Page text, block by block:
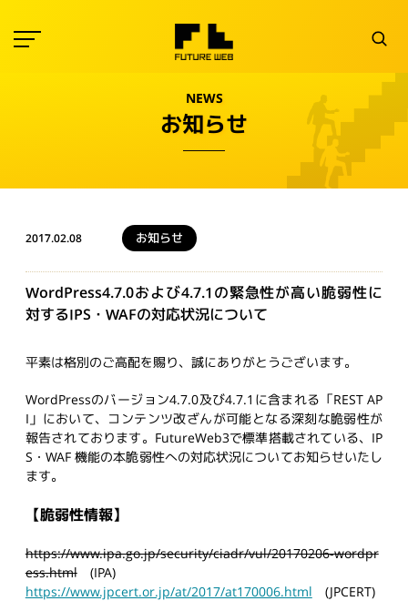
NEWS
お知らせ
2017.02.08 お知らせ
WordPress4.7.0および4.7.1の緊急性が高い脆弱性に
対するIPS・WAFの対応状況について
平素は格別のご高配を賜り、誠にありがとうございます。
WordPressのバージョン4.7.0及び4.7.1に含まれる「REST AP
I」において、コンテンツ改ざんが可能となる深刻な脆弱性が
報告されております。FutureWeb3で標準搭載されている、IP
S・WAF 機能の本脆弱性への対応状況についてお知らせいたし
ます。
【脆弱性情報】
https://www.ipa.go.jp/security/ciadr/vul/20170206-wordpr
ess.html(IPA)
https://www.jpcert.or.jp/at/2017/at170006.html (JPCERT)